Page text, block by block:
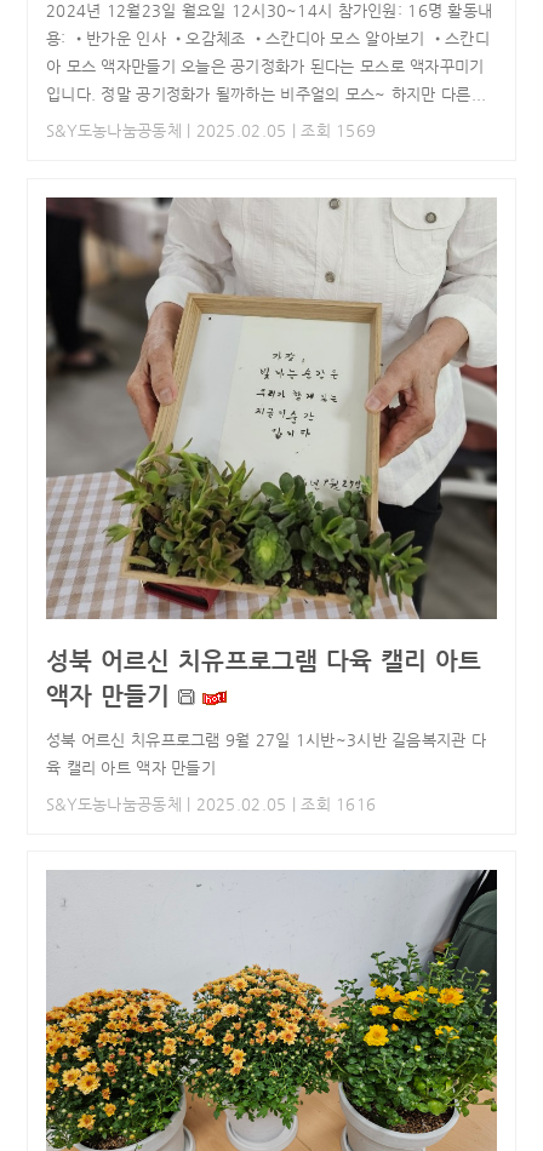
2024년 12월23일 월요일 12시30~14시 참가인원: 16명 활동내
용: •반가운 인사 •오감체조 •스칸디아 모스 알아보기 •스칸디
아 모스 액자만들기 오늘은 공기정화가 된다는 모스로 액자꾸미기
입니다. 정말 공기정화가 될까하는 비주얼의 모스~ 하지만 다른...
S&Y도농나눔공동체
| 2025.02.05 | 조회 1569
성북 어르신 치유프로그램 다육 캘리 아트
액자 만들기
성북 어르신 치유프로그램 9월 27일 1시반~3시반 길음복지관 다
육 캘리 아트 액자 만들기
S&Y도농나눔공동체 | 2025.02.05 | 조회 1616